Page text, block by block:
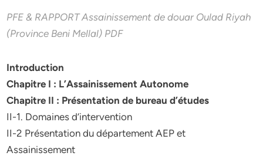
PFE & RAPPORT Assainissement de douar Oulad Riyah
(Province Beni Mellal) PDF
Introduction
Chapitre I : L’Assainissement Autonome
Chapitre II : Présentation de bureau d’études
II-1. Domaines d’intervention
II-2 Présentation du département AEP et
Assainissement